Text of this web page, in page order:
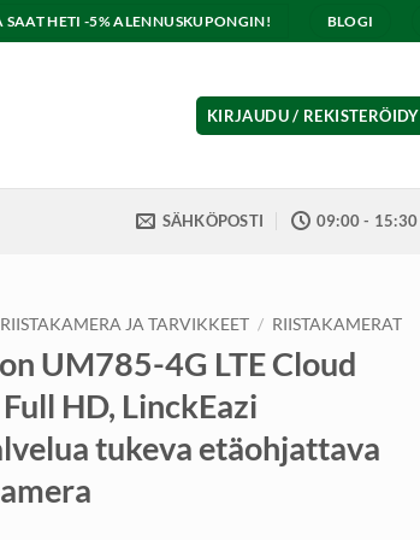
SAAT HETI -5% ALENNUSKUPONGIN! BLOGI
KIRJAUDU / REKISTERÖIDY
SÄHKÖPOSTI 09:00 - 15:30
RIISTAKAMERA JA TARVIKKEET / RIISTAKAMERAT
UM785-4G LTE Cloud
HD, LinckEazi
tukeva etäohjattava